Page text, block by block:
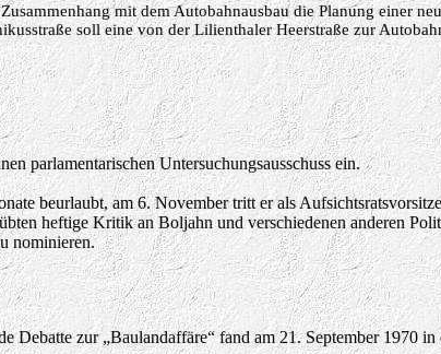
mit dem Autobahnausbau die Planung einer
soll eine von der Lilienthaler Heerstraße zur
parlamentarischen Untersuchungsausschuss ein.
beurlaubt, am 6. November tritt er als
heftige Kritik an Boljahn und verschiedenen anderen
nominieren.
Debatte zur „Baulandaffäre“ fand am 21. September 1970